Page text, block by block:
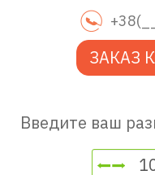
ЗАКАЗ
Введите ваш